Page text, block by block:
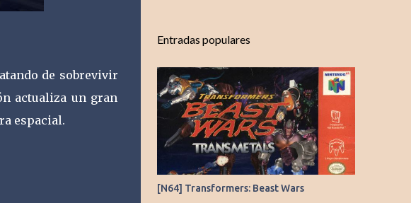
de sobrevivir
actualiza un gran
espacial.
Entradas populares
[N64] Transformers: Beast Wars